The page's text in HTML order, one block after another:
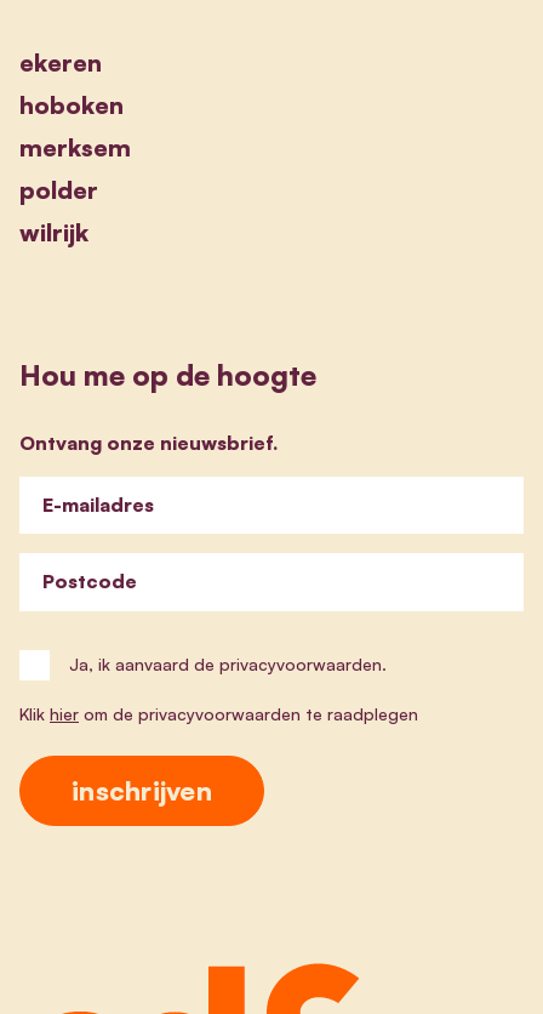
ekeren
hoboken
merksem
polder
wilrijk
Hou me op de hoogte
Ontvang onze nieuwsbrief.
E-mailadres
Postcode
Ja, ik aanvaard de privacyvoorwaarden.
Klik hier om de privacyvoorwaarden te raadplegen